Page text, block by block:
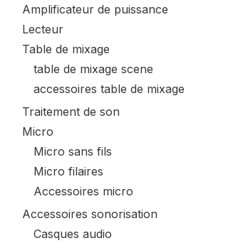
Amplificateur de puissance
Lecteur
Table de mixage
table de mixage scene
accessoires table de mixage
Traitement de son
Micro
Micro sans fils
Micro filaires
Accessoires micro
Accessoires sonorisation
Casques audio